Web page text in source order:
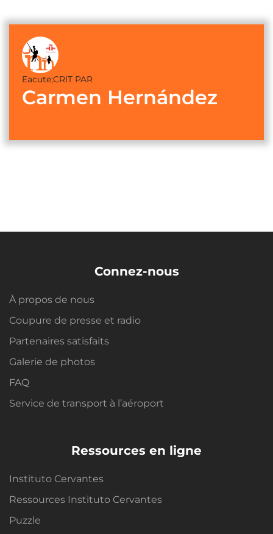
Eacute;CRIT PAR
Carmen Hernández
Connez-nous
À propos de nous
Coupure de presse et radio
Partenaires satisfaits
Galerie de photos
FAQ
Service de transport à l’aéroport
Ressources en ligne
Instituto Cervantes
Ressources Instituto Cervantes
Puzzle